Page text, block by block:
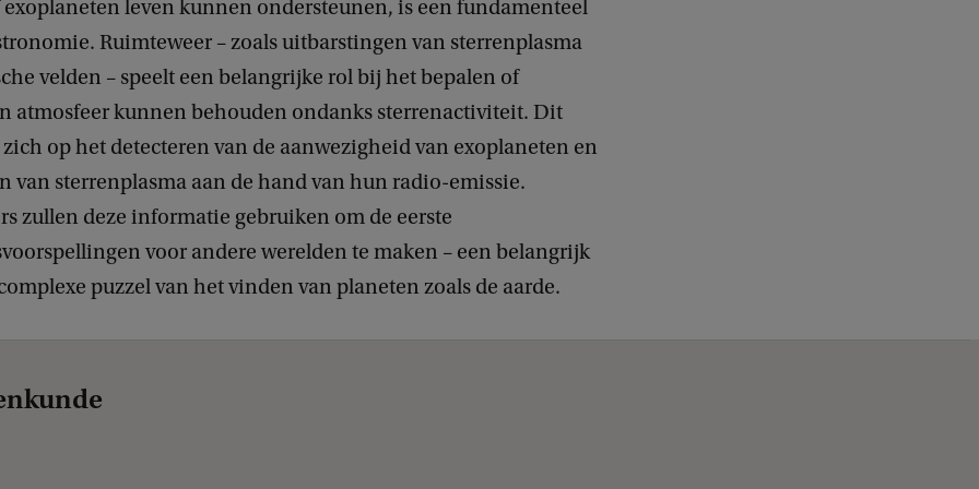
leven kunnen ondersteunen, is een fundamenteel
Ruimteweer – zoals uitbarstingen van sterrenplasma
velden – speelt een belangrijke rol bij het bepalen of
atmosfeer kunnen behouden ondanks sterrenactiviteit. Dit
op het detecteren van de aanwezigheid van exoplaneten en
van sterrenplasma aan de hand van hun radio-emissie.
zullen deze informatie gebruiken om de eerste
voor andere werelden te maken – een belangrijk
puzzel van het vinden van planeten zoals de aarde.